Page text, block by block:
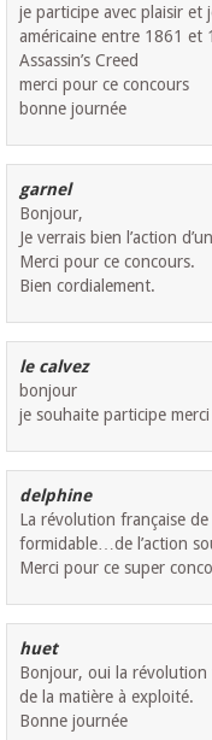
je participe avec plaisir et
américaine entre 1861 et
Assassin’s Creed
merci pour ce concours
bonne journée
garnel
Bonjour,
Je verrais bien l’action
Merci pour ce concours.
Bien cordialement.
le calvez
bonjour
je souhaite participe
delphine
La révolution française
formidable…de l’action
Merci pour ce super
huet
Bonjour, oui la révolution
de la matière à exploité.
Bonne journée